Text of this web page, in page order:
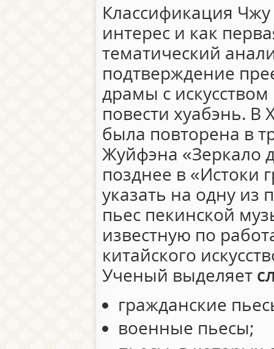
Классификация
интерес и как
тематический
подтверждение
драмы с
повести хуабэнь. В
была повторена в
Жуйфэна «Зеркало
позднее в «Истоки
указать на одну из
пьес пекинской
известную по
китайского
Ученый выделяет
гражданские
военные пьесы;